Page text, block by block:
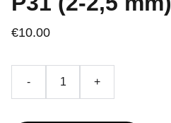
€10.00
- +